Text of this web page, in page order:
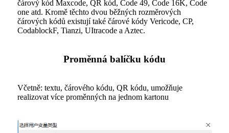
čárový kód Maxcode, QR kód, Code 49, Code 16K, Code
one atd. Kromě těchto dvou běžných rozměrových
čárových kódů existují také čárové kódy Vericode, CP,
CodablockF, Tianzi, UItracode a Aztec.
Proměnná balíčku kódu
Včetně: textu, čárového kódu, QR kódu, umožňuje
realizovat více proměnných na jednom kartonu